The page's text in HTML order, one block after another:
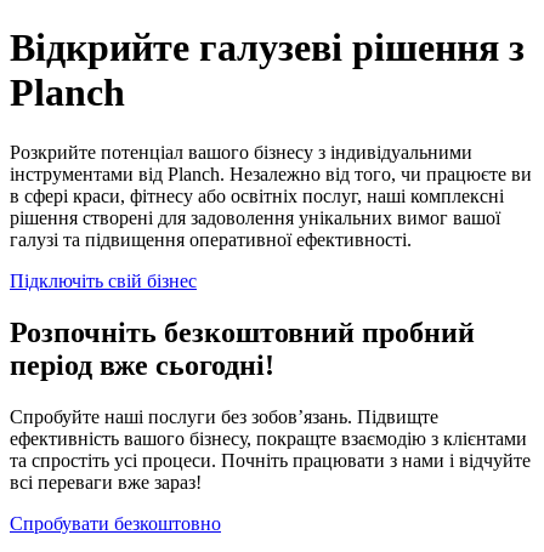
Рішення Planch для кожної галузі - Відкрийте спеціалізовані
Відкрийте галузеві рішення з
Planch
Розкрийте потенціал вашого бізнесу з індивідуальними
інструментами від Planch. Незалежно від того, чи працюєте ви
в сфері краси, фітнесу або освітніх послуг, наші комплексні
рішення створені для задоволення унікальних вимог вашої
галузі та підвищення оперативної ефективності.
Підключіть свій бізнес
Розпочніть безкоштовний пробний
період вже сьогодні!
Спробуйте наші послуги без зобов’язань. Підвищте
ефективність вашого бізнесу, покращте взаємодію з клієнтами
та спростіть усі процеси. Почніть працювати з нами і відчуйте
всі переваги вже зараз!
Спробувати безкоштовно